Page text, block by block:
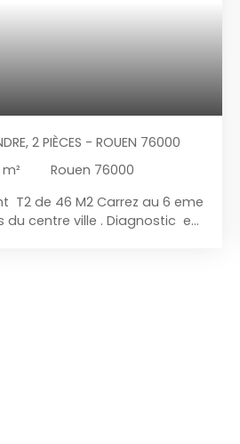
2 PIÈCES - ROUEN 76000
m²
Rouen 76000
T2 de 46 M2 Carrez au 6 eme
du centre ville . Diagnostic en